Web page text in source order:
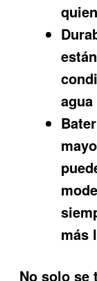
más
No solo se